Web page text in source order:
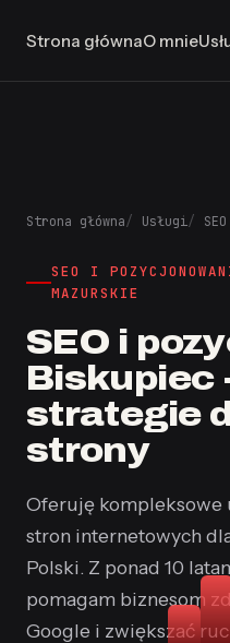
Strona głównaO mnie
Strona główna Usługi
SEO I
MAZURSKIE
SEO i
Biskupiec
strategie
strony
Oferuję kompleksowe
stron internetowych
Polski. Z ponad 10
pomagam biznesom
Google i zwiększać